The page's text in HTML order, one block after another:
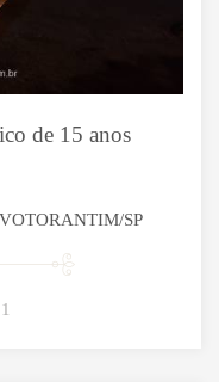
de 15 anos
SP
1